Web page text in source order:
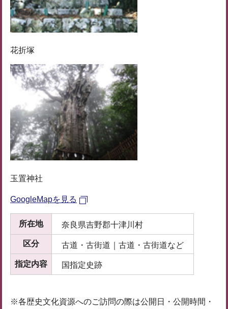
花折塚
玉置神社
GoogleMapを見る
所在地 奈良県吉野郡十津川村
区分 古道・古街道｜古道・古街道など
指定内容 国指定史跡
※各歴史文化資源へのご訪問の際は公開日・公開時間・